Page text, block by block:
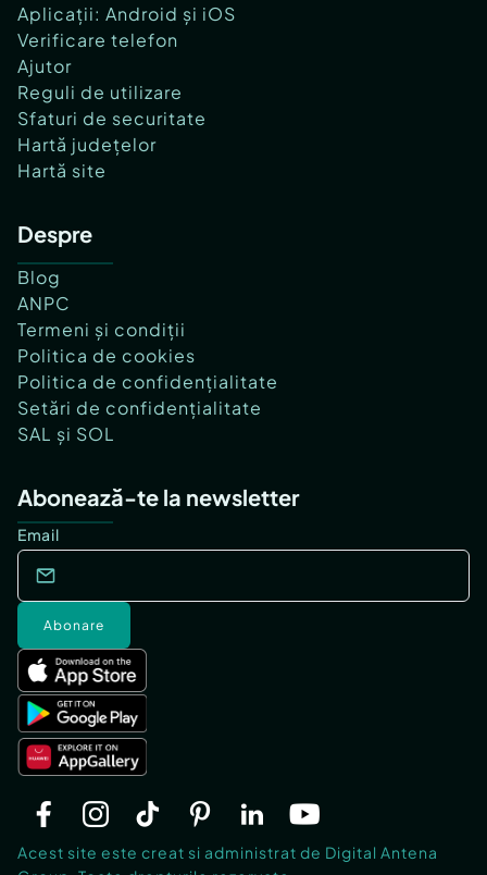
Aplicații: Android și iOS
Verificare telefon
Ajutor
Reguli de utilizare
Sfaturi de securitate
Hartă județelor
Hartă site
Despre
Blog
ANPC
Termeni și condiții
Politica de cookies
Politica de confidențialitate
Setări de confidențialitate
SAL și SOL
Abonează-te la newsletter
Email
Abonare
Acest site este creat si administrat de Digital Antena